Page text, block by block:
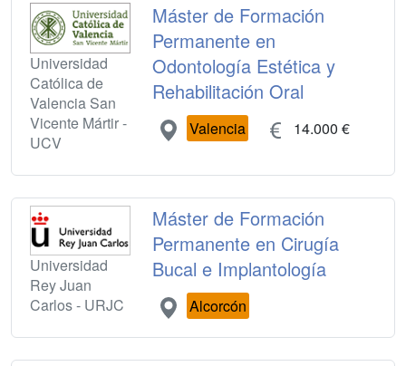
Universidad
Católica de
Valencia San
Vicente Mártir -
UCV
Máster de Formación
Permanente en
Odontología Estética y
Rehabilitación Oral
Valencia 14.000 €
Universidad
Rey Juan
Carlos - URJC
Máster de Formación
Permanente en Cirugía
Bucal e Implantología
Alcorcón